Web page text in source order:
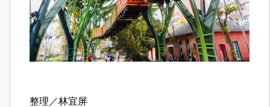
整理／林宜屏